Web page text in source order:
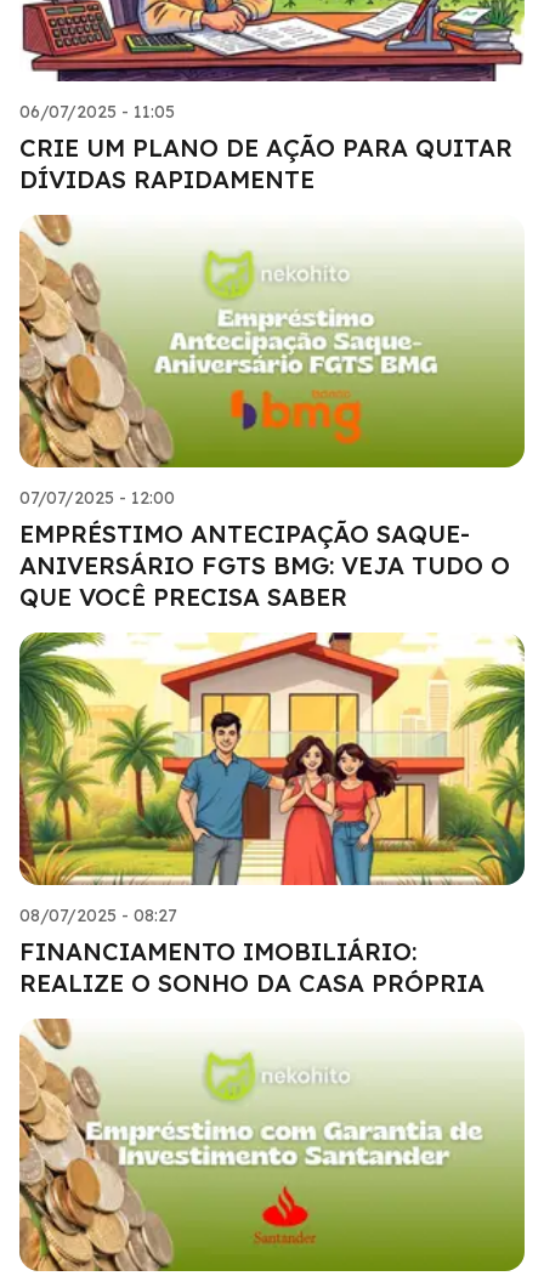
06/07/2025 - 11:05
CRIE UM PLANO DE AÇÃO PARA QUITAR
DÍVIDAS RAPIDAMENTE
07/07/2025 - 12:00
EMPRÉSTIMO ANTECIPAÇÃO SAQUE-
ANIVERSÁRIO FGTS BMG: VEJA TUDO O
QUE VOCÊ PRECISA SABER
08/07/2025 - 08:27
FINANCIAMENTO IMOBILIÁRIO:
REALIZE O SONHO DA CASA PRÓPRIA